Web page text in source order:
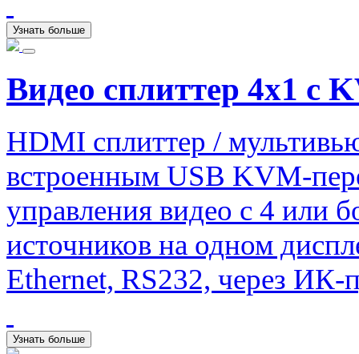
Узнать больше
Видео сплиттер 4х1 с
HDMI сплиттер /
встроенным USB KVM-
управления видео с 4 или
источников на одном
Ethernet, RS232, через ИК-
Узнать больше